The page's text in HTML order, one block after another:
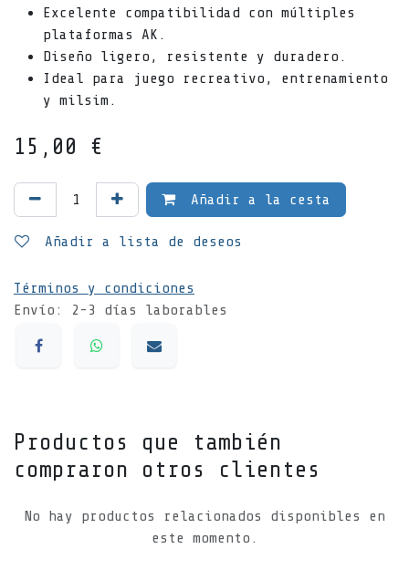
Excelente compatibilidad con múltiples
plataformas AK.
Diseño ligero, resistente y duradero.
Ideal para juego recreativo, entrenamiento
y milsim.
15,00 €
Añadir a la cesta
Añadir a lista de deseos
Términos y condiciones
Envío: 2-3 días laborables
Productos que también
compraron otros clientes
No hay productos relacionados disponibles en
este momento.